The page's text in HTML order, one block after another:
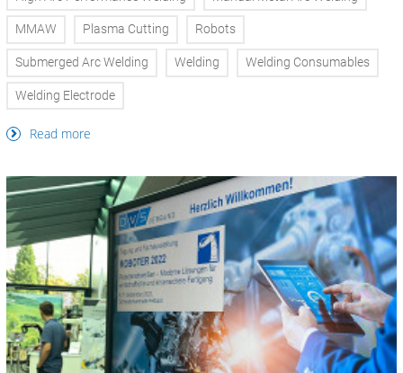
MMAW Plasma Cutting Robots
Submerged Arc Welding Welding Welding Consumables
Welding Electrode
Read more